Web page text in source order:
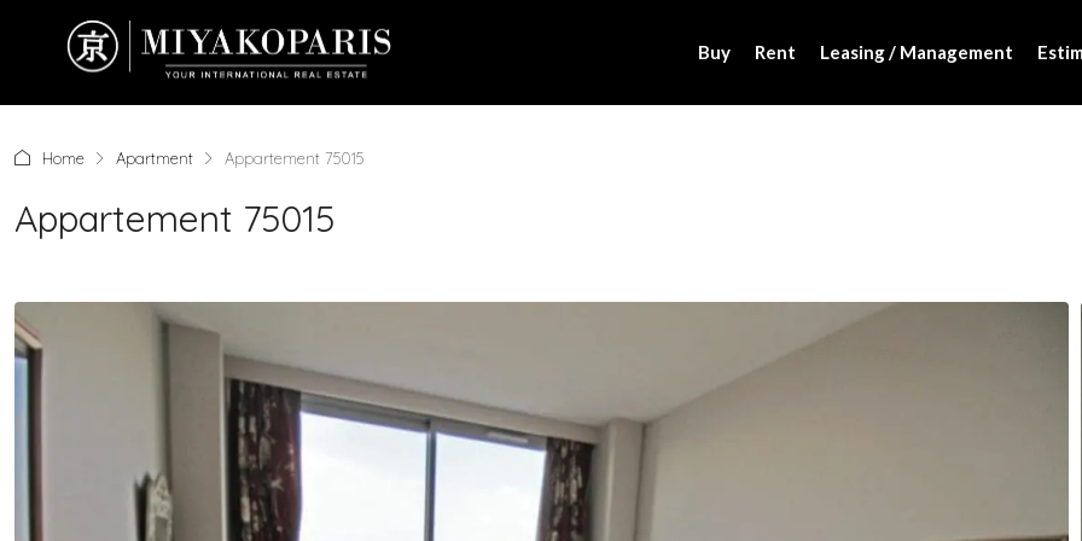
Buy Rent Leasing / Management
Home Apartment Appartement 75015
Appartement 75015